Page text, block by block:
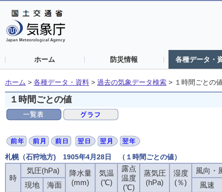
ホーム 防災情報 各種データ・
ホーム > 各種データ・資料 > 過去の気象データ検索 > １時間ごとの
１時間ごとの値
札幌（石狩地方) 1905年4月28日 （１時間ごとの値）
時
気圧(hPa)
降水量
(mm)
気温
(℃)
露点
温度
(℃)
蒸気圧
(hPa)
湿度
(％)
風向・
現地
海面
風速